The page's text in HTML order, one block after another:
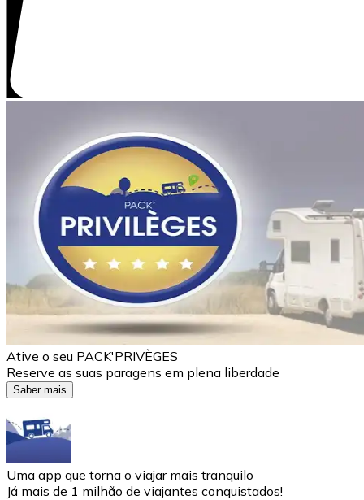
Ative o seu PACK'PRIVÈGES
Reserve as suas paragens em plena liberdade
Saber mais
Uma app que torna o viajar mais tranquilo
Já mais de 1 milhão de viajantes conquistados!